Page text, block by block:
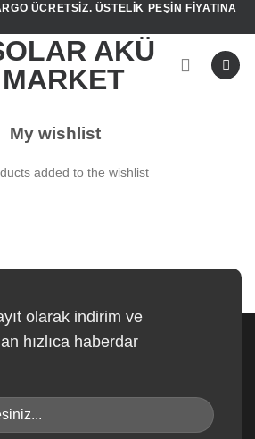
ÜCRETSIZ. ÜSTELIK PEŞIN FIYATINA
My wishlist
added to the wishlist
olarak indirim ve
hızlıca haberdar